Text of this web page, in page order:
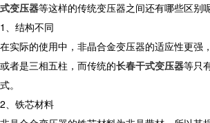
式变压器等这样的传统变压器之间还有哪些区别
1、结构不同
在实际的使用中，非晶合金变压器的适应性更强
或者是三相五柱，而传统的长春干式变压器等只
式。
2、铁芯材料